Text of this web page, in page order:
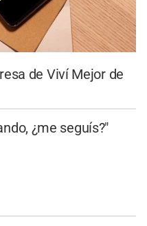
de Viví Mejor de
¿me seguís?"